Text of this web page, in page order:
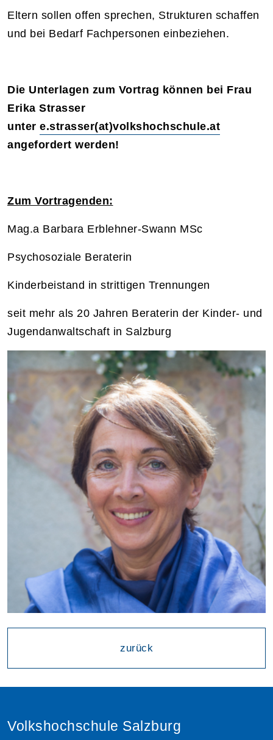
Eltern sollen offen sprechen, Strukturen schaffen
und bei Bedarf Fachpersonen einbeziehen.
Die Unterlagen zum Vortrag können bei Frau
Erika Strasser
unter e.strasser(at)volkshochschule.at
angefordert werden!
Zum Vortragenden:
Mag.a Barbara Erblehner-Swann MSc
Psychosoziale Beraterin
Kinderbeistand in strittigen Trennungen
seit mehr als 20 Jahren Beraterin der Kinder- und
Jugendanwaltschaft in Salzburg
zurück
Volkshochschule Salzburg